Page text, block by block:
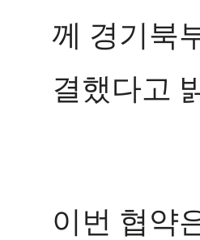
께 경기북
결했다고
이번 협약